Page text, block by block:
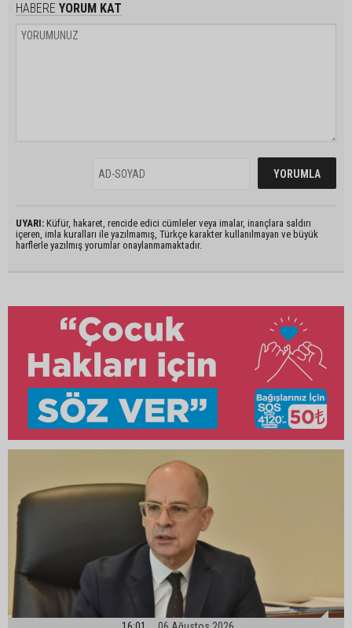
HABERE YORUM KAT
UYARI: Küfür, hakaret, rencide edici cümleler veya imalar, inançlara saldırı
içeren, imla kuralları ile yazılmamış, Türkçe karakter kullanılmayan ve büyük
harflerle yazılmış yorumlar onaylanmamaktadır.